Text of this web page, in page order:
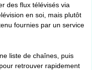
des flux télévisés via
en soi, mais plutôt
fournies par un service
liste de chaînes, puis
retrouver rapidement